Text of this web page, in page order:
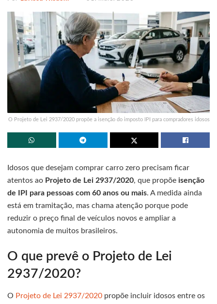
O Projeto de Lei 2937/2020 propõe a isenção do imposto IPI para compradores idosos
Idosos que desejam comprar carro zero precisam ficar
atentos ao Projeto de Lei 2937/2020, que propõe isenção
de IPI para pessoas com 60 anos ou mais. A medida ainda
está em tramitação, mas chama atenção porque pode
reduzir o preço final de veículos novos e ampliar a
autonomia de muitos brasileiros.
O que prevê o Projeto de Lei
2937/2020?
O Projeto de Lei 2937/2020 propõe incluir idosos entre os